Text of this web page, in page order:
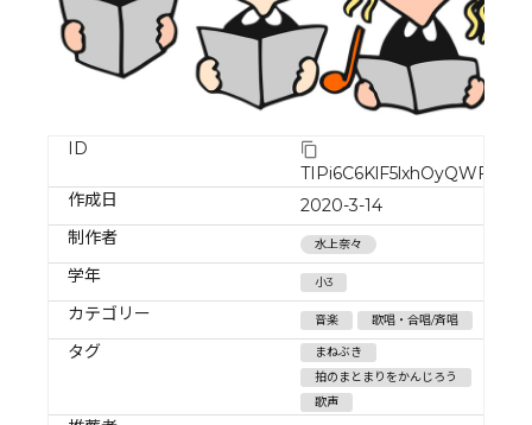
ID
TIPi6C6KlF5lxhOyQWF4
作成日
2020-3-14
制作者
水上奈々
学年 小3
カテゴリー 音楽 歌唱・合唱/斉唱
タグ
まねぶき
拍のまとまりをかんじろう
歌声